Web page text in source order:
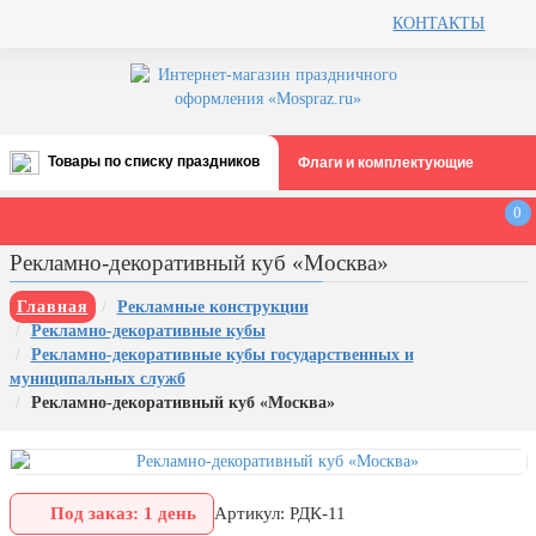
КОНТАКТЫ
Товары по списку праздников
Все праздники
августа)
12 августа, День ВВС
22 августа, День Государственного
флага РФ
День шахтера (последнее
1 сентября, День знаний
3 сентября, День солидарности в
борьбе с терроризмом
Флаги и комплектующие
0
Рекламно-декоративный куб «Москва»
Главная
Рекламные конструкции
Рекламно-декоративные кубы
Рекламно-декоративные кубы государственных и
муниципальных служб
Рекламно-декоративный куб «Москва»
Под заказ: 1 день Артикул: РДК-11